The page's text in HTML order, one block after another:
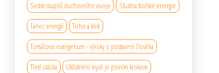
Sedm stupňů duchovního vıvoje Studna božské energie
Tanec energií Ticho a klid
Tomášovo evangelium - výroky o postavení člověka
Třetí otázka Uklidnění mysli je prvním krokem